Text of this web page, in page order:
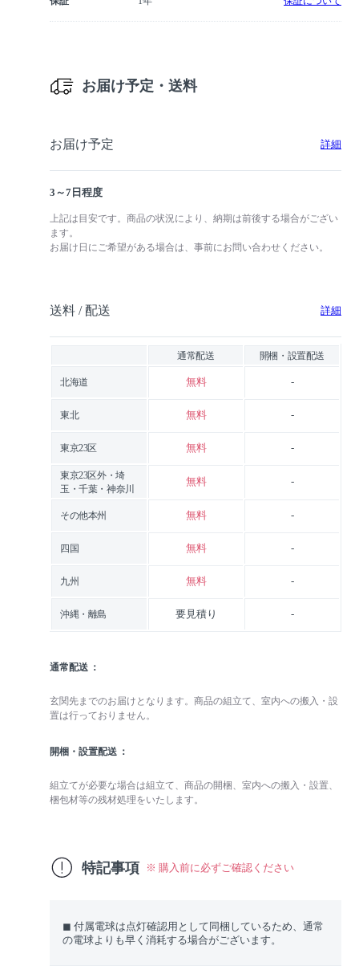
お届け予定・送料
お届け予定 詳細
3～7日程度
上記は目安です。商品の状況により、納期は前後する場合がござい
ます。
お届け日にご希望がある場合は、事前にお問い合わせください。
送料 / 配送 詳細
通常配送 開梱・設置配送
北海道 無料 -
東北 無料 -
東京23区 無料 -
東京23区外・埼
玉・千葉・神奈川
無料 -
その他本州 無料 -
四国 無料 -
九州 無料 -
沖縄・離島 要見積り -
通常配送
玄関先までのお届けとなります。商品の組立て、室内への搬入・設
置は行っておりません。
開梱・設置配送
組立てが必要な場合は組立て、商品の開梱、室内への搬入・設置、
梱包材等の残材処理をいたします。
特記事項 ※ 購入前に必ずご確認ください
◼︎ 付属電球は点灯確認用として同梱しているため、通常
の電球よりも早く消耗する場合がございます。